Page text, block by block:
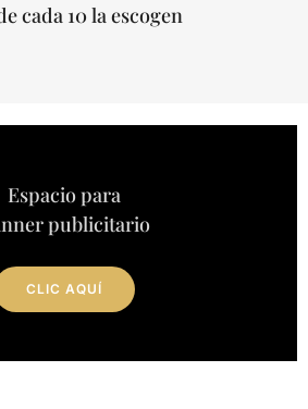
cada 10 la escogen
Espacio para
publicitario
CLIC AQUÍ